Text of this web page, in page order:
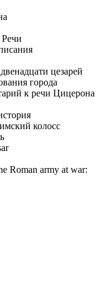
цезарей
города
к речи Цицерона
колосс
Roman army at war: